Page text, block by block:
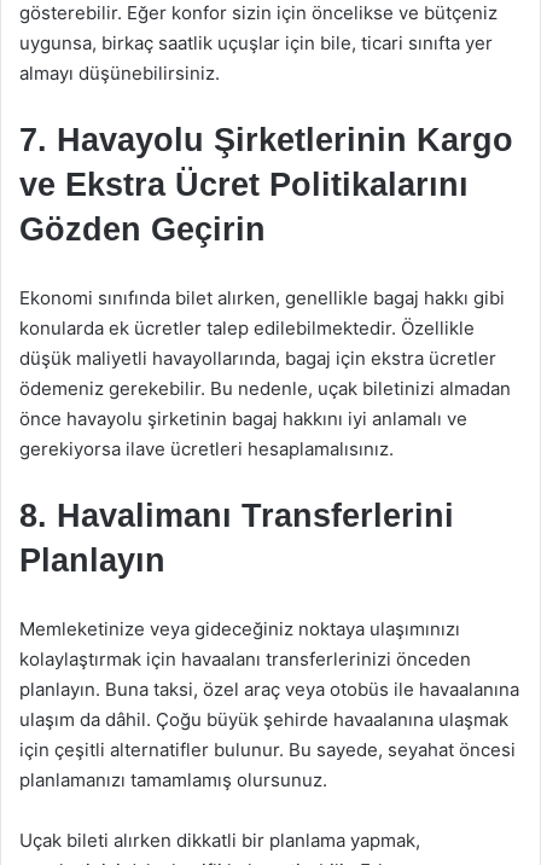
gösterebilir. Eğer konfor sizin için öncelikse ve bütçeniz
uygunsa, birkaç saatlik uçuşlar için bile, ticari sınıfta yer
almayı düşünebilirsiniz.
7. Havayolu Şirketlerinin Kargo
ve Ekstra Ücret Politikalarını
Gözden Geçirin
Ekonomi sınıfında bilet alırken, genellikle bagaj hakkı gibi
konularda ek ücretler talep edilebilmektedir. Özellikle
düşük maliyetli havayollarında, bagaj için ekstra ücretler
ödemeniz gerekebilir. Bu nedenle, uçak biletinizi almadan
önce havayolu şirketinin bagaj hakkını iyi anlamalı ve
gerekiyorsa ilave ücretleri hesaplamalısınız.
8. Havalimanı Transferlerini
Planlayın
Memleketinize veya gideceğiniz noktaya ulaşımınızı
kolaylaştırmak için havaalanı transferlerinizi önceden
planlayın. Buna taksi, özel araç veya otobüs ile havaalanına
ulaşım da dâhil. Çoğu büyük şehirde havaalanına ulaşmak
için çeşitli alternatifler bulunur. Bu sayede, seyahat öncesi
planlamanızı tamamlamış olursunuz.
Uçak bileti alırken dikkatli bir planlama yapmak,